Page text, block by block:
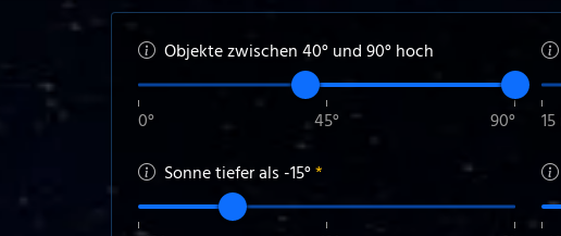
Objekte zwischen40° und90° hoch
0° 45° 90°
Sonne tiefer als -15°*